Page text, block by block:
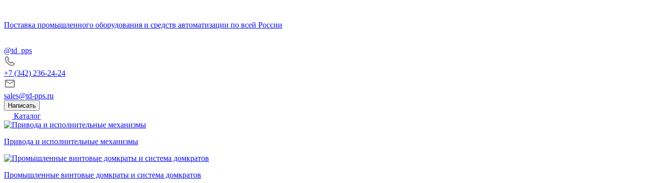
Поставка промышленного оборудования и средств автоматизации по всей России
@td_pps
+7 (342) 236-24-24
sales@td-pps.ru
Написать
Каталог
Привода и исполнительные механизмы
Промышленные винтовые домкраты и система домкратов